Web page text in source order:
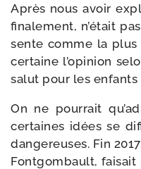
Après nous avoir
fina­le­ment, n’était
sente comme la plus
cer­taine l’opinion
salut pour les
On ne pour­rait
cer­taines idées se
dan­ge­reuses. Fin
Fontgombault,